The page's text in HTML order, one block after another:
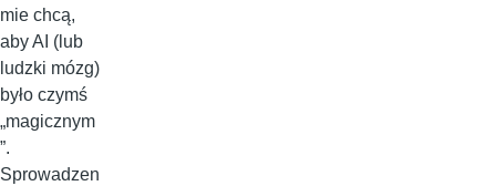
mie chcą,
aby AI (lub
ludzki mózg)
było czymś
„magicznym
”.
Sprowadzen